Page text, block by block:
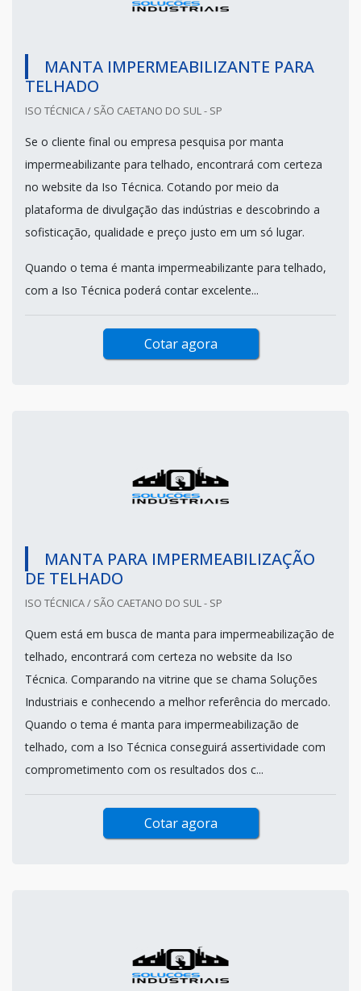
MANTA IMPERMEABILIZANTE PARA
TELHADO
ISO TÉCNICA / SÃO CAETANO DO SUL - SP
Se o cliente final ou empresa pesquisa por manta
impermeabilizante para telhado, encontrará com certeza
no website da Iso Técnica. Cotando por meio da
plataforma de divulgação das indústrias e descobrindo a
sofisticação, qualidade e preço justo em um só lugar.
Quando o tema é manta impermeabilizante para telhado,
com a Iso Técnica poderá contar excelente...
Cotar agora
MANTA PARA IMPERMEABILIZAÇÃO
DE TELHADO
ISO TÉCNICA / SÃO CAETANO DO SUL - SP
Quem está em busca de manta para impermeabilização de
telhado, encontrará com certeza no website da Iso
Técnica. Comparando na vitrine que se chama Soluções
Industriais e conhecendo a melhor referência do mercado.
Quando o tema é manta para impermeabilização de
telhado, com a Iso Técnica conseguirá assertividade com
comprometimento com os resultados dos c...
Cotar agora